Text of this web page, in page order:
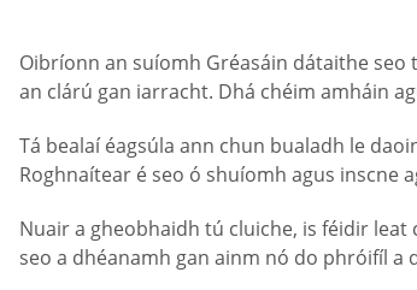
Oibríonn an suíomh Gréasáin dátaithe seo
an clárú gan iarracht. Dhá chéim amháin
Tá bealaí éagsúla ann chun bualadh le
Roghnaítear é seo ó shuíomh agus inscne
Nuair a gheobhaidh tú cluiche, is féidir
seo a dhéanamh gan ainm nó do phróifíl a